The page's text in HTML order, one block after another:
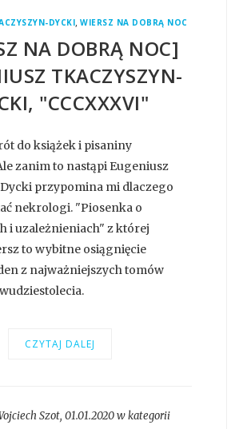
DYCKI,WIERSZ NA DOBRĄ NOC
NA DOBRĄ NOC]
TKACZYSZYN-
"CCCXXXVI"
do książek i pisaniny
zanim to nastąpi Eugeniusz
przypomina mi dlaczego
nekrologi. "Piosenka o
i uzależnieniach" z której
to wybitne osiągnięcie
z najważniejszych tomów
CZYTAJ DALEJ
Szot, 01.01.2020 w kategorii